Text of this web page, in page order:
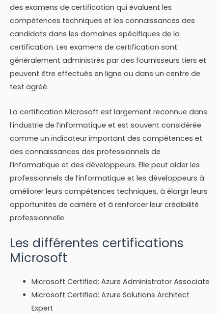
des examens de certification qui évaluent les
compétences techniques et les connaissances des
candidats dans les domaines spécifiques de la
certification. Les examens de certification sont
généralement administrés par des fournisseurs tiers et
peuvent être effectués en ligne ou dans un centre de
test agréé.
La certification Microsoft est largement reconnue dans
l’industrie de l’informatique et est souvent considérée
comme un indicateur important des compétences et
des connaissances des professionnels de
l’informatique et des développeurs. Elle peut aider les
professionnels de l’informatique et les développeurs à
améliorer leurs compétences techniques, à élargir leurs
opportunités de carrière et à renforcer leur crédibilité
professionnelle.
Les différentes certifications
Microsoft
Microsoft Certified: Azure Administrator Associate
Microsoft Certified: Azure Solutions Architect
Expert